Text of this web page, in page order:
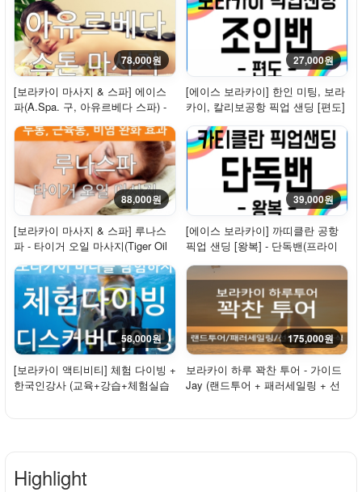
78,000원
[보라카이 마사지 & 스파] 에이스
파(A.Spa. 구, 아유르베다 스파) -
스톤마사지
27,000원
[에이스 보라카이] 한인 미팅, 보라
카이, 칼리보공항 픽업 샌딩 [편도]
- 조인밴
88,000원
[보라카이 마사지 & 스파] 루나스
파 - 타이거 오일 마사지(Tiger Oil
Massage,...
39,000원
[에이스 보라카이] 까띠클란 공항
픽업 샌딩 [왕복] - 단독밴(프라이
빗)
58,000원
[보라카이 액티비티] 체험 다이빙 +
한국인강사 (교육+강습+체험실습
175,000원
보라카이 하루 꽉찬 투어 - 가이드
Jay (랜드투어 + 패러세일링 + 선
Highlight